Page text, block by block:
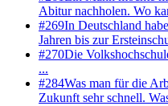
Abitur nachholen. Wo
#269In Deutschland
Jahren bis zur
#270Die
...
#284Was man für die
Zukunft sehr schnell.